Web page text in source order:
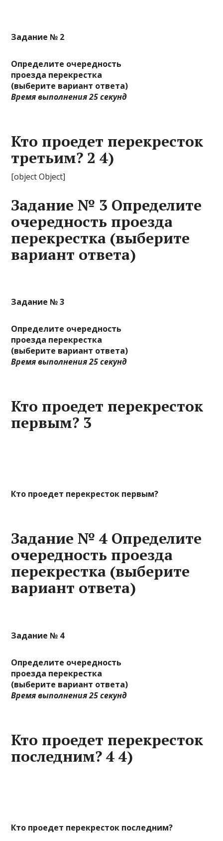
Задание № 2
Определите очередность
проезда перекрестка
(выберите вариант ответа)
Время выполнения 25 секунд
Кто проедет перекресток
третьим? 2 4)
[object Object]
Задание № 3 Определите
очередность проезда
перекрестка (выберите
вариант ответа)
Задание № 3
Определите очередность
проезда перекрестка
(выберите вариант ответа)
Время выполнения 25 секунд
Кто проедет перекресток
первым? 3
Кто проедет перекресток первым?
Задание № 4 Определите
очередность проезда
перекрестка (выберите
вариант ответа)
Задание № 4
Определите очередность
проезда перекрестка
(выберите вариант ответа)
Время выполнения 25 секунд
Кто проедет перекресток
последним? 4 4)
Кто проедет перекресток последним?